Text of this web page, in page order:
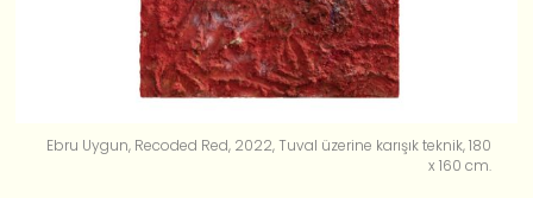
Ebru Uygun, Recoded Red, 2022, Tuval üzerine karışık teknik, 180
x 160 cm.